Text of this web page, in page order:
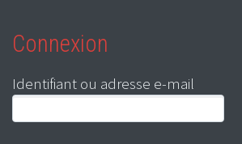
Connexion
Identifiant ou adresse e-mail